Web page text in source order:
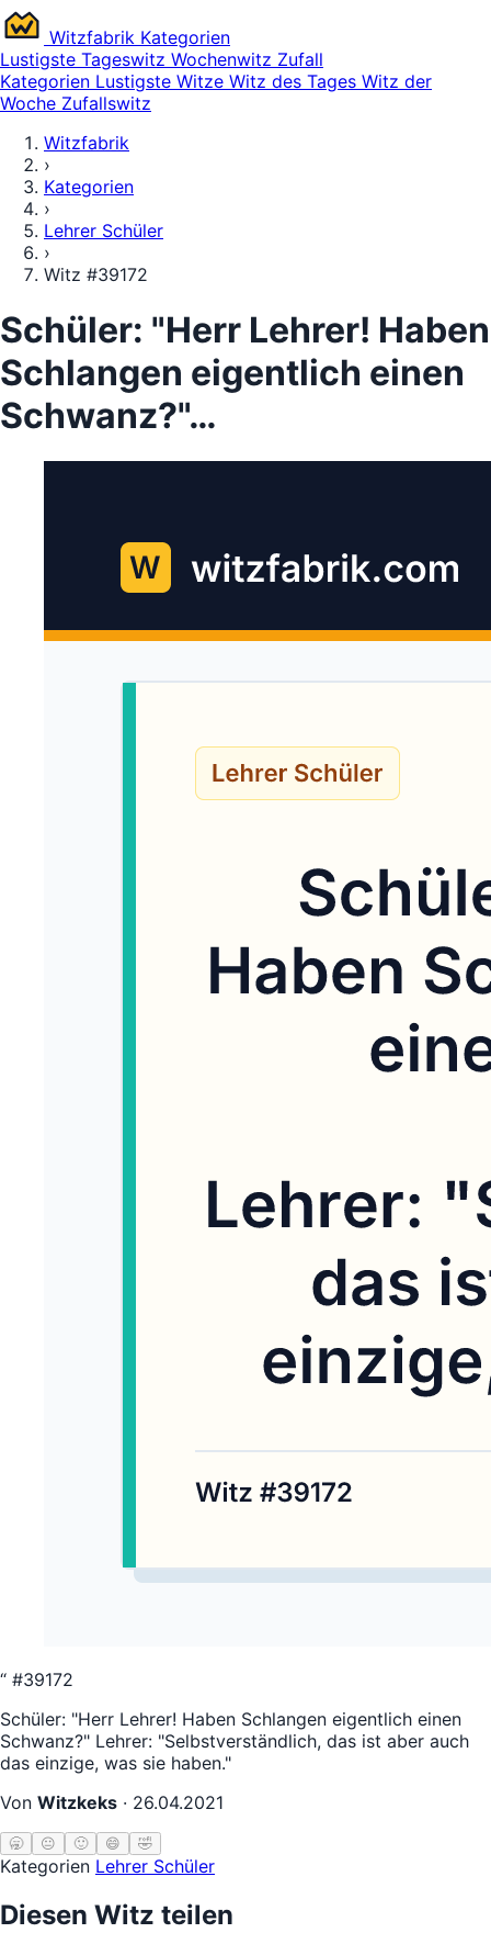
Witzfabrik Kategorien
Lustigste Tageswitz Wochenwitz Zufall
Kategorien Lustigste Witze Witz des Tages Witz der
Woche Zufallswitz
Witzfabrik
›
Kategorien
›
Lehrer Schüler
›
Witz #39172
Schüler: "Herr Lehrer! Haben
Schlangen eigentlich einen
Schwanz?"…
“ #39172
Schüler: "Herr Lehrer! Haben Schlangen eigentlich einen
Schwanz?" Lehrer: "Selbstverständlich, das ist aber auch
das einzige, was sie haben."
Von Witzkeks · 26.04.2021
🥱 😐 🙂 😄 🤣
Kategorien Lehrer Schüler
Diesen Witz teilen